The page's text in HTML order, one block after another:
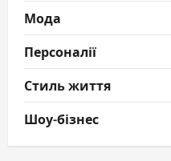
Мода
Персоналії
Стиль життя
Шоу-бізнес